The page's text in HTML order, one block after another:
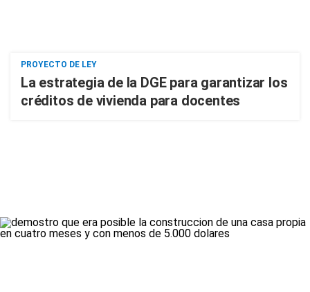
PROYECTO DE LEY
La estrategia de la DGE para garantizar los
créditos de vivienda para docentes